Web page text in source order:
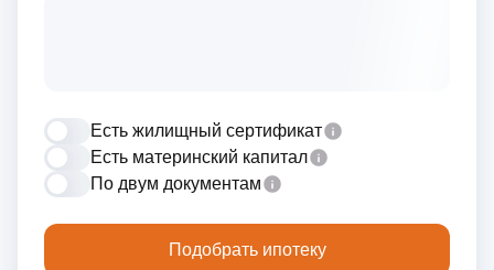
Есть жилищный сертификат
Есть материнский капитал
По двум документам
Подобрать ипотеку